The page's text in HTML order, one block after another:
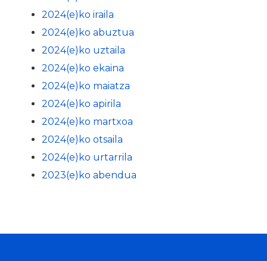
2024(e)ko iraila
2024(e)ko abuztua
2024(e)ko uztaila
2024(e)ko ekaina
2024(e)ko maiatza
2024(e)ko apirila
2024(e)ko martxoa
2024(e)ko otsaila
2024(e)ko urtarrila
2023(e)ko abendua